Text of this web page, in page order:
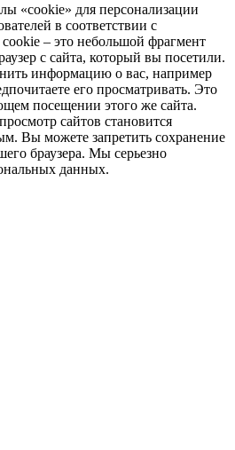
«cookie» для персонализации
в соответствии с
– это небольшой фрагмент
с сайта, который вы посетили.
информацию о вас, например
его просматривать. Это
посещении этого же сайта.
сайтов становится
Вы можете запретить сохранение
браузера. Мы серьезно
данных.